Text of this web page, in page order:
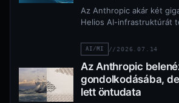
Az Anthropic akár két
Helios AI-infrastruktúrát
vállalatba.
AI/MI // 2026.07.14
Az Anthropic
gondolkodásába,
lett öntudata